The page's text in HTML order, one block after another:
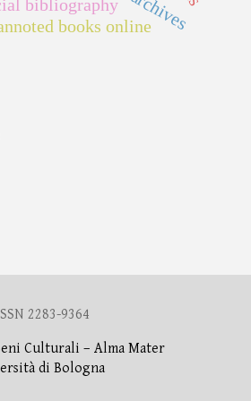
bibliography
books online
2283-9364
Culturali – Alma Mater
di Bologna